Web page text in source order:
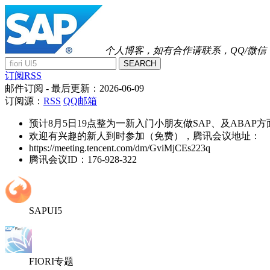
个人博客，如有合作请联系，QQ/微信
SEARCH
订阅RSS
邮件订阅 - 最后更新： 2026-06-09
订阅源： RSS QQ邮箱
预计8月5日19点整为一新入门小朋友做SAP、及ABAP方
欢迎有兴趣的新人到时参加（免费），腾讯会议地址：
https://meeting.tencent.com/dm/GviMjCEs223q
腾讯会议ID：176-928-322
SAPUI5
FIORI专题